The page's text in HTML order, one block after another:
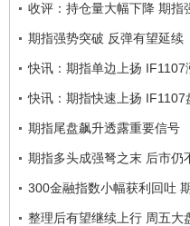
收评：持仓量大幅下降 期指
期指强势突破 反弹有望延续
快讯：期指单边上扬 IF1107
快讯：期指快速上扬 IF1107
期指尾盘飙升透露重要信号
期指多头成强弩之末 后市仍
300金融指数小幅获利回吐
整理后有望继续上行 周五大